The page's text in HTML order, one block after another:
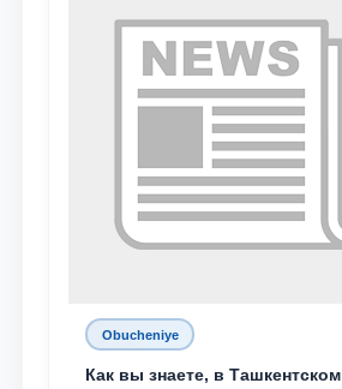
специальной стипендии имени
Хадичи Сулеймановой.
Obucheniye
Как вы знаете, в Ташкентском